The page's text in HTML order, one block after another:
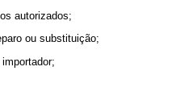
autorizados;
ou substituição;